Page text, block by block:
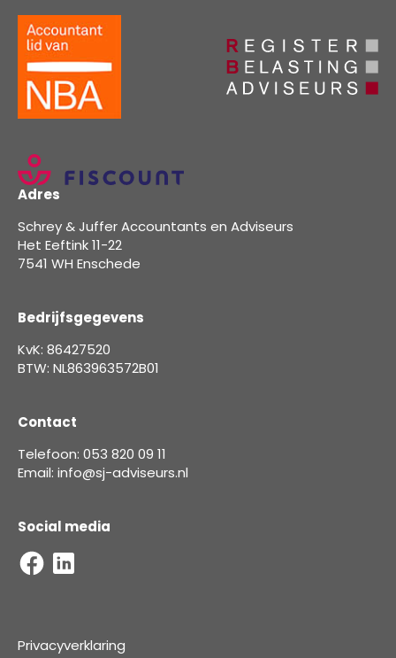
Adres
Schrey & Juffer Accountants en Adviseurs
Het Eeftink 11-22
7541 WH Enschede
Bedrijfsgegevens
KvK: 86427520
BTW: NL863963572B01
Contact
Telefoon: 053 820 09 11
Email: info@sj-adviseurs.nl
Social media
Privacyverklaring